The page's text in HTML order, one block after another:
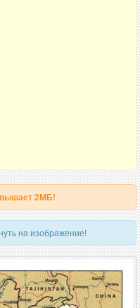
2МБ!
на изображение!